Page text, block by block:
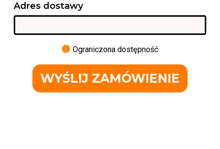
Adres dostawy
Ograniczona dostępność
WYŚLIJ ZAMÓWIENIE